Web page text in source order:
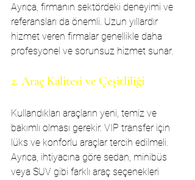
Ayrıca, firmanın sektördeki deneyimi ve
referansları da önemli. Uzun yıllardır
hizmet veren firmalar genellikle daha
profesyonel ve sorunsuz hizmet sunar.
2. Araç Kalitesi ve Çeşitliliği
Kullandıkları araçların yeni, temiz ve
bakımlı olması gerekir. VIP transfer için
lüks ve konforlu araçlar tercih edilmeli.
Ayrıca, ihtiyacına göre sedan, minibüs
veya SUV gibi farklı araç seçenekleri